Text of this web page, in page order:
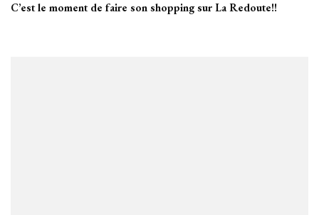
C’est le moment de faire son shopping sur La Redoute!!